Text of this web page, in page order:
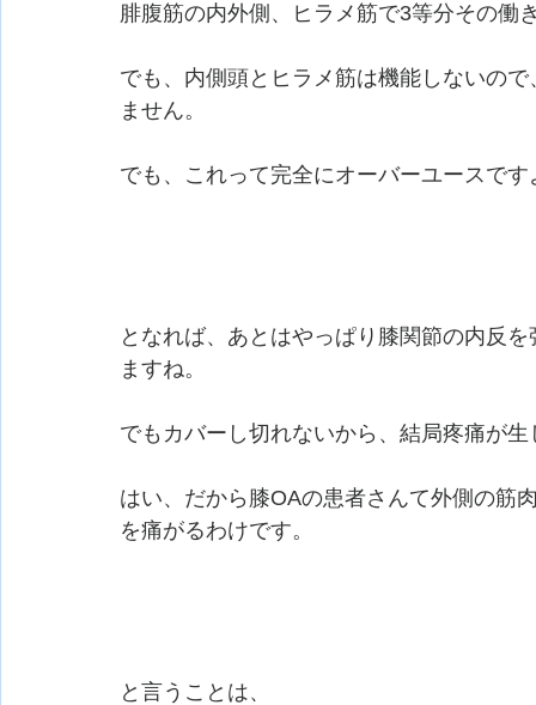
腓腹筋の内外側、ヒラメ筋で3等分その働
でも、内側頭とヒラメ筋は機能しないの
ません。
でも、これって完全にオーバーユースです
となれば、あとはやっぱり膝関節の内反
ますね。
でもカバーし切れないから、結局疼痛が生
はい、だから膝OAの患者さんて外側の筋
を痛がるわけです。
と言うことは、